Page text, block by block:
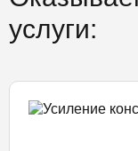
услуги: